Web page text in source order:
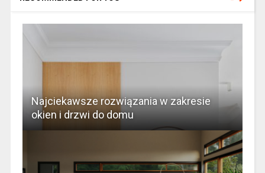
Najciekawsze rozwiązania w zakresie
okien i drzwi do domu